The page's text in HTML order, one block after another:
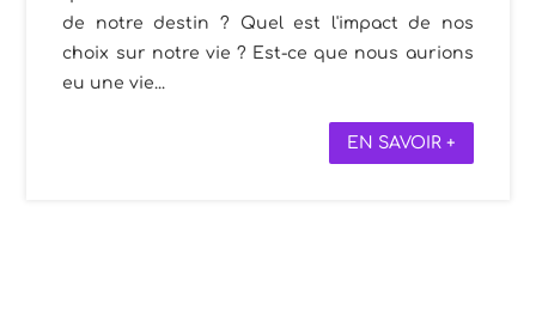
de notre destin ? Quel est l'impact de nos
choix sur notre vie ? Est-ce que nous aurions
eu une vie...
EN SAVOIR +